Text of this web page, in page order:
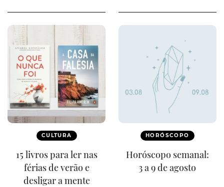
CULTURA
15 livros para ler nas
férias de verão e
desligar a mente
HORÓSCOPO
Horóscopo semanal:
3 a 9 de agosto